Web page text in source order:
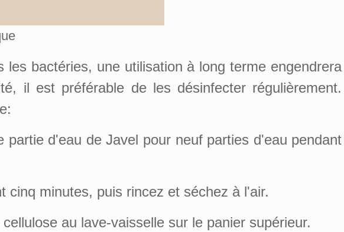
bactéries, une utilisation à long terme engendrera
il est préférable de les désinfecter régulièrement.
d'eau de Javel pour neuf parties d'eau pendant
cinq minutes, puis rincez et séchez à l'air.
au lave-vaisselle sur le panier supérieur.